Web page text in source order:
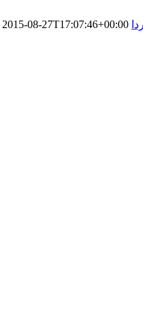
2015-08-27T17:07:46+00:00